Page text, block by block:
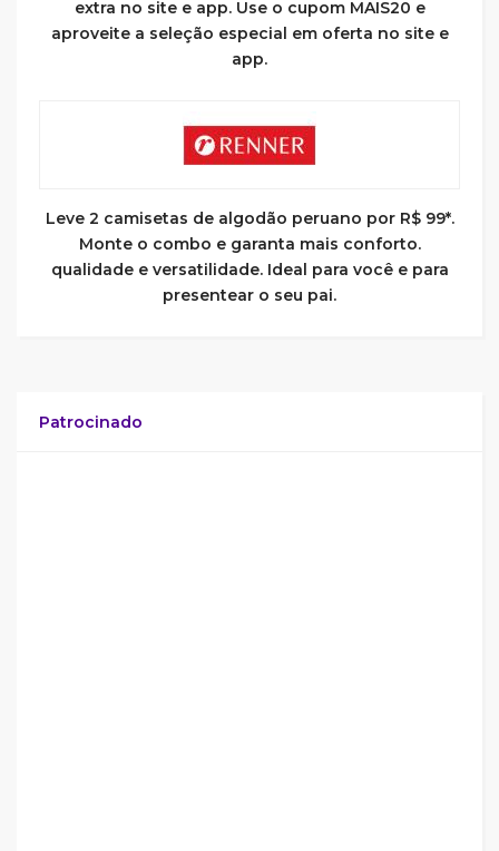
extra no site e app. Use o cupom MAIS20 e
aproveite a seleção especial em oferta no site e
app.
Leve 2 camisetas de algodão peruano por R$ 99*.
Monte o combo e garanta mais conforto.
qualidade e versatilidade. Ideal para você e para
presentear o seu pai.
Patrocinado